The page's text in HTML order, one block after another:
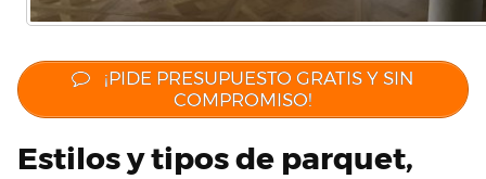
¡PIDE PRESUPUESTO GRATIS Y SIN
COMPROMISO!
Estilos y tipos de parquet,